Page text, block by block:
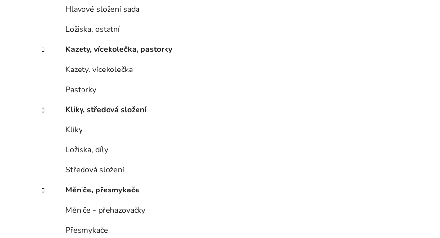
Hlavové složení sada
Ložiska, ostatní
Kazety, vícekolečka, pastorky
Kazety, vícekolečka
Pastorky
Kliky, středová složení
Kliky
Ložiska, díly
Středová složení
Měniče, přesmykače
Měniče - přehazovačky
Přesmykače